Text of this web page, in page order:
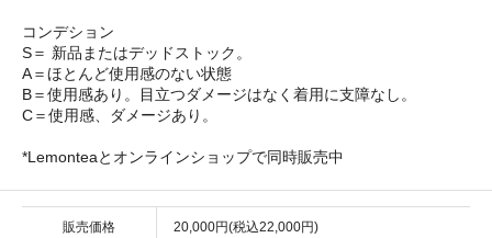
コンデション
S＝ 新品またはデッドストック。
A＝ほとんど使用感のない状態
B＝使用感あり。目立つダメージはなく着用に支障なし。
C＝使用感、ダメージあり。
*Lemonteaとオンラインショップで同時販売中
販売価格 20,000円(税込22,000円)